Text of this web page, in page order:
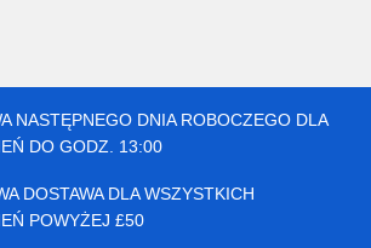
NASTĘPNEGO DNIA ROBOCZEGO DLA
DO GODZ. 13:00
DOSTAWA DLA WSZYSTKICH
POWYŻEJ £50